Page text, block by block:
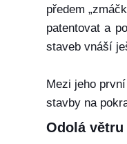
předem
patentovat a
staveb vnáší
Mezi jeho
stavby na
Odolá